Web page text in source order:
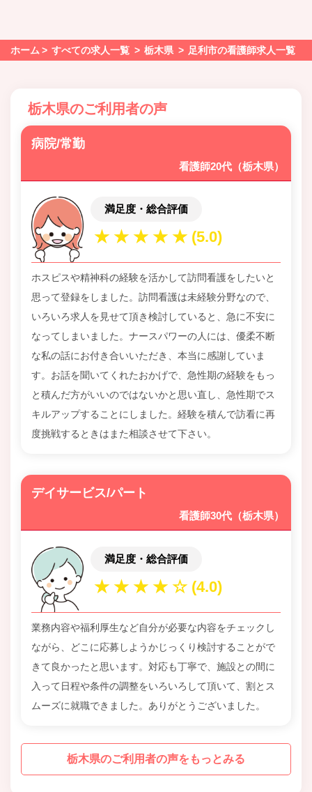
ホーム すべての求人一覧 栃木県 足利市の看護師求人一覧
栃木県のご利用者の声
病院/常勤
看護師20代（栃木県）
満足度・総合評価
ホスピスや精神科の経験を活かして訪問看護をしたいと
思って登録をしました。訪問看護は未経験分野なので、
いろいろ求人を見せて頂き検討していると、急に不安に
なってしまいました。ナースパワーの人には、優柔不断
な私の話にお付き合いいただき、本当に感謝していま
す。お話を聞いてくれたおかげで、急性期の経験をもっ
と積んだ方がいいのではないかと思い直し、急性期でス
キルアップすることにしました。経験を積んで訪看に再
度挑戦するときはまた相談させて下さい。
デイサービス/パート
看護師30代（栃木県）
満足度・総合評価
業務内容や福利厚生など自分が必要な内容をチェックし
ながら、どこに応募しようかじっくり検討することがで
きて良かったと思います。対応も丁寧で、施設との間に
入って日程や条件の調整をいろいろして頂いて、割とス
ムーズに就職できました。ありがとうございました。
栃木県のご利用者の声をもっとみる